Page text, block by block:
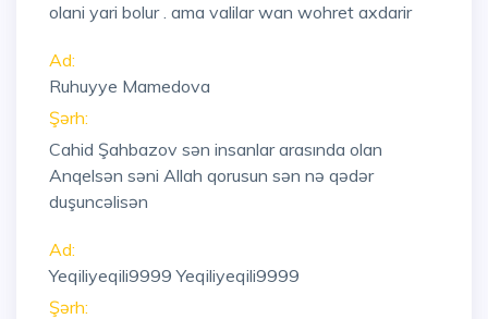
olani yari bolur . ama valilar wan wohret axdarir
Ad:
Ruhuyye Mamedova
Şərh:
Cahid Şahbazov sən insanlar arasında olan
Anqelsən səni Allah qorusun sən nə qədər
duşuncəlisən
Ad:
Yeqiliyeqili9999 Yeqiliyeqili9999
Şərh: